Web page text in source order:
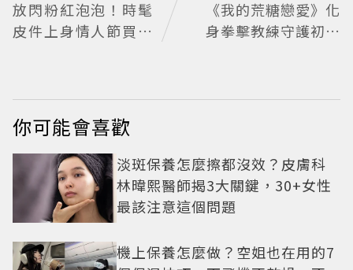
放閃粉紅泡泡！時髦
皮件上身情人節買物
《我的荒糖戀愛》化
身拳擊教練守護初戀
你可能會喜歡
淡斑保養怎麼擦都沒效？皮膚科
林暐熙醫師揭3大關鍵，30+女性
最該注意這個問題
機上保養怎麼做？空姐也在用的7